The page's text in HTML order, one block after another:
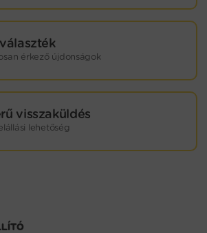
érkező újdonságok
visszaküldés
lehetőség